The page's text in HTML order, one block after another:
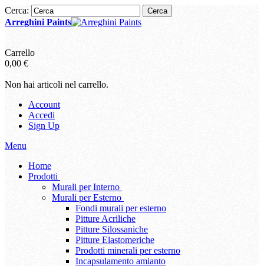
Cerca: Cerca
Arreghini Paints
Carrello
0,00 €
Non hai articoli nel carrello.
Account
Accedi
Sign Up
Menu
Home
Prodotti
Murali per Interno
Murali per Esterno
Fondi murali per esterno
Pitture Acriliche
Pitture Silossaniche
Pitture Elastomeriche
Prodotti minerali per esterno
Incapsulamento amianto